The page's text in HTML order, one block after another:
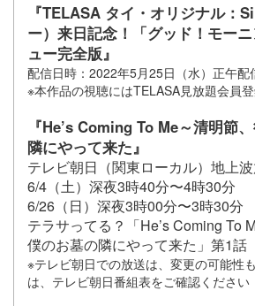
『TELASA タイ・オリジナル：
ー）来日記念！「グッド！モー
ュー完全版』
配信日時：2022年5月25日（水）正午配
※本作品の視聴にはTELASA見放題会員登
『He’s Coming To Me～清明節
隣にやって来た』
テレビ朝日（関東ローカル）地上波
6/4（土）深夜3時40分〜4時30分
6/26（日）深夜3時00分〜3時30分
テラサってる？「He’s Coming To
僕のお墓の隣にやって来た」第1話
※テレビ朝日での放送は、変更の可能性
は、テレビ朝日番組表をご確認ください